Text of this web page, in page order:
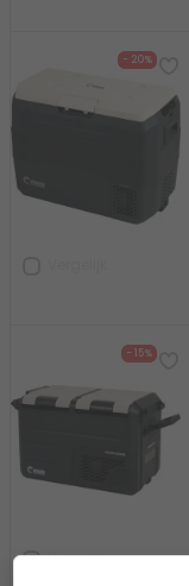
- 20%
- 15%
Vergelijk